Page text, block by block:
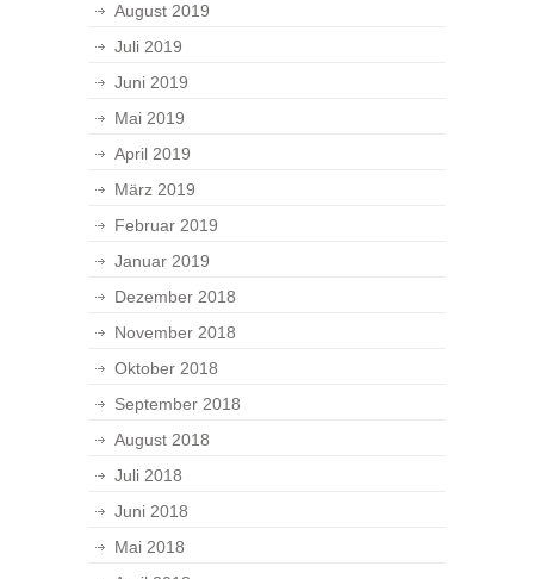
August 2019
Juli 2019
Juni 2019
Mai 2019
April 2019
März 2019
Februar 2019
Januar 2019
Dezember 2018
November 2018
Oktober 2018
September 2018
August 2018
Juli 2018
Juni 2018
Mai 2018